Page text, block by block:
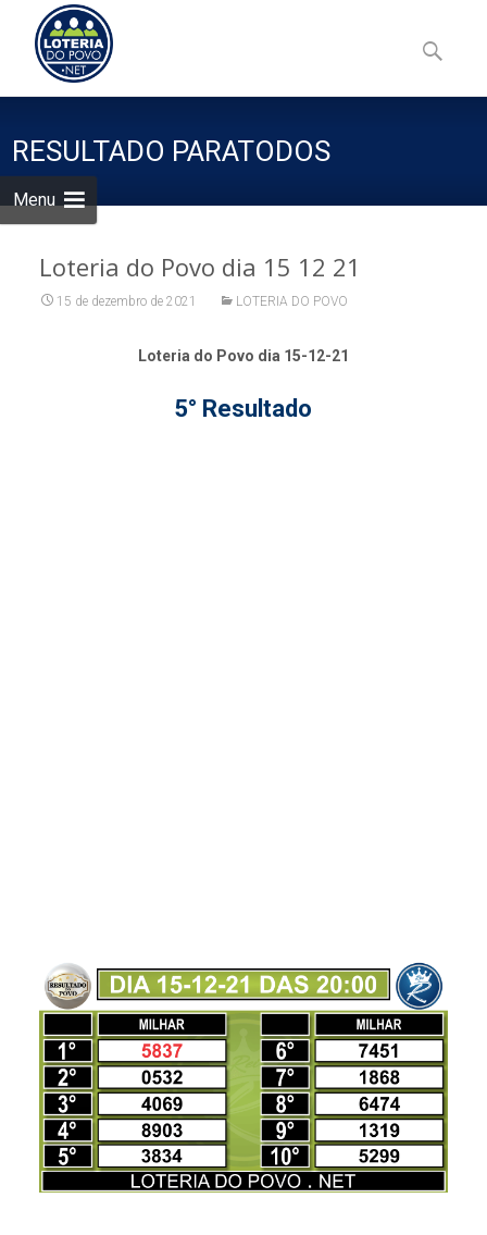
Menu
to
content
por:
RESULTADO PARATODOS
Loteria do Povo dia 15 12 21
15 de dezembro de 2021 LOTERIA DO POVO
Loteria do Povo dia 15-12-21
5° Resultado